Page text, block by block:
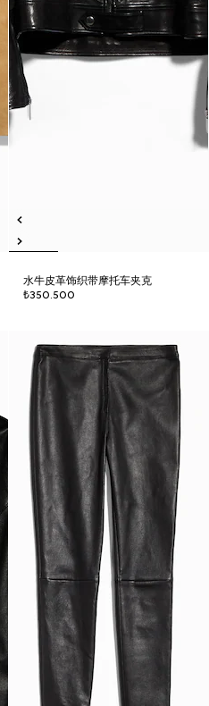
水牛皮革饰织带摩托车夹克
₺350.500